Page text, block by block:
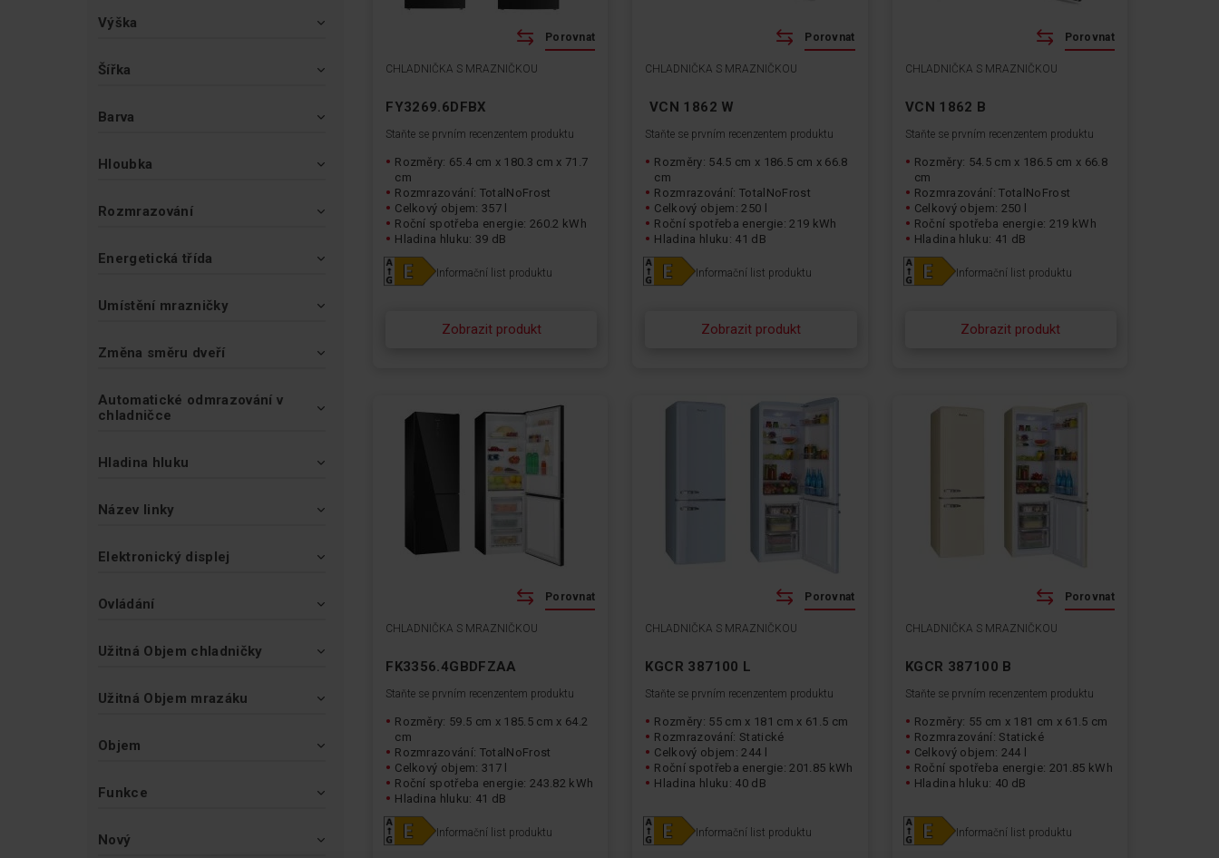
CHLADNIČKA S MRAZNIČKOU
FY3269.6DFBX
Zobrazit produkt
Staňte se prvním recenzentem produktu
Rozměry: 65.4 cm x 180.3 cm x 71.7
cm
Rozmrazování: TotalNoFrost
Celkový objem: 357 l
Roční spotřeba energie: 260.2 kWh
Hladina hluku: 39 dB
Informační list produktu
Porovnat
CHLADNIČKA S MRAZNIČKOU
VCN 1862 W
Zobrazit produkt
Staňte se prvním recenzentem produktu
Rozměry: 54.5 cm x 186.5 cm x 66.8
cm
Rozmrazování: TotalNoFrost
Celkový objem: 250 l
Roční spotřeba energie: 219 kWh
Hladina hluku: 41 dB
Informační list produktu
Porovnat
CHLADNIČKA S MRAZNIČKOU
VCN 1862 B
Zobrazit produkt
Staňte se prvním recenzentem produktu
Rozměry: 54.5 cm x 186.5 cm x 66.8
cm
Rozmrazování: TotalNoFrost
Celkový objem: 250 l
Roční spotřeba energie: 219 kWh
Hladina hluku: 41 dB
Informační list produktu
Porovnat
CHLADNIČKA S MRAZNIČKOU
FK3356.4GBDFZAA
Staňte se prvním recenzentem produktu
Rozměry: 59.5 cm x 185.5 cm x 64.2
cm
Rozmrazování: TotalNoFrost
Celkový objem: 317 l
Roční spotřeba energie: 243.82 kWh
Hladina hluku: 41 dB
Informační list produktu
Porovnat
CHLADNIČKA S MRAZNIČKOU
KGCR 387100 L
Staňte se prvním recenzentem produktu
Rozměry: 55 cm x 181 cm x 61.5 cm
Rozmrazování: Statické
Celkový objem: 244 l
Roční spotřeba energie: 201.85 kWh
Hladina hluku: 40 dB
Informační list produktu
Porovnat
CHLADNIČKA S MRAZNIČKOU
KGCR 387100 B
Staňte se prvním recenzentem produktu
Rozměry: 55 cm x 181 cm x 61.5 cm
Rozmrazování: Statické
Celkový objem: 244 l
Roční spotřeba energie: 201.85 kWh
Hladina hluku: 40 dB
Informační list produktu
Porovnat
Výška
Šířka
Barva
Hloubka
Rozmrazování
Energetická třída
Umístění mrazničky
Změna směru dveří
Automatické odmrazování v
chladničce
Hladina hluku
Název linky
Elektronický displej
Ovládání
Užitná Objem chladničky
Užitná Objem mrazáku
Objem
Funkce
Nový